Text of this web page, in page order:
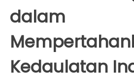
dalam
Kedaulatan